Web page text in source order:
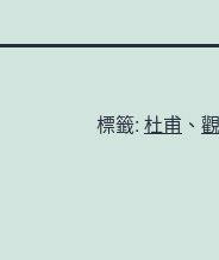
標籤: 杜甫 、